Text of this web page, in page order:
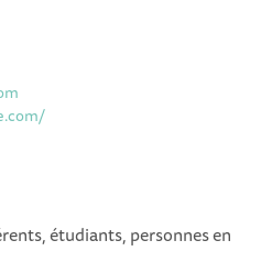
étudiants, personnes en